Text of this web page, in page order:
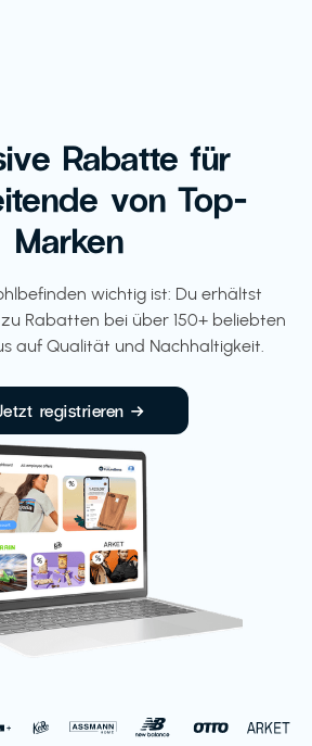
Rabatte für
von Top-
Marken
wichtig ist: Du erhältst
Rabatten bei über 150+ beliebten
auf Qualität und Nachhaltigkeit.
registrieren →